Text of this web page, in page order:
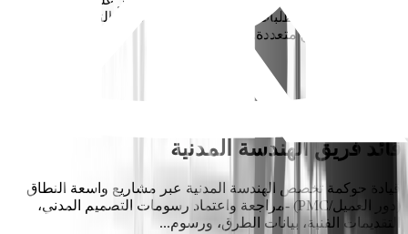
الصحية تحويل المتطلبات التجارية إلى حلول تقنية التعاون مع الفرق
التنظيمية والفرق متعددة...
قائد فريق الهندسة المدنية
قيادة حوكمة تخصص الهندسة المدنية عبر مشاريع واسعة النطاق
(دور العميل/PMC) -مراجعة واعتماد رسومات التصميم المدني،
التقديمات الفنية، بيانات الطرق، ورسوم...